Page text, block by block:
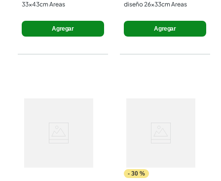
33x43cm Areas
Agregar
diseño 26x33cm Areas
Agregar
- 30 %